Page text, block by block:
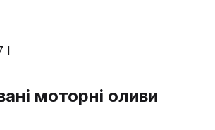
l
моторні оливи